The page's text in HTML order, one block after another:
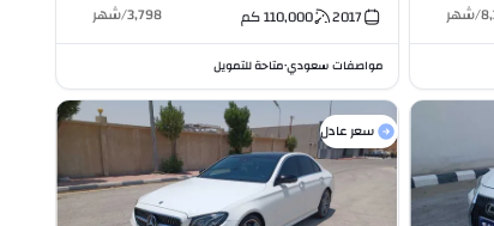
/شهر 2017
110,000كم 3,798
/شهر
مواصفات سعودي•متاحة للتمويل
سعر عادل